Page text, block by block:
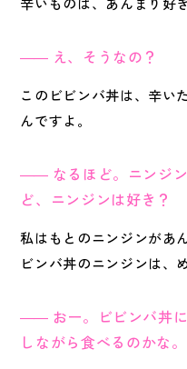
え、そうなの？
このビビンバ丼は、辛い
んですよ。
なるほど。ニンジ
ど、ニンジンは好き？
私はもとのニンジンがあ
ビンバ丼のニンジンは、
おー。ビビンバ丼
しながら食べるのかな。